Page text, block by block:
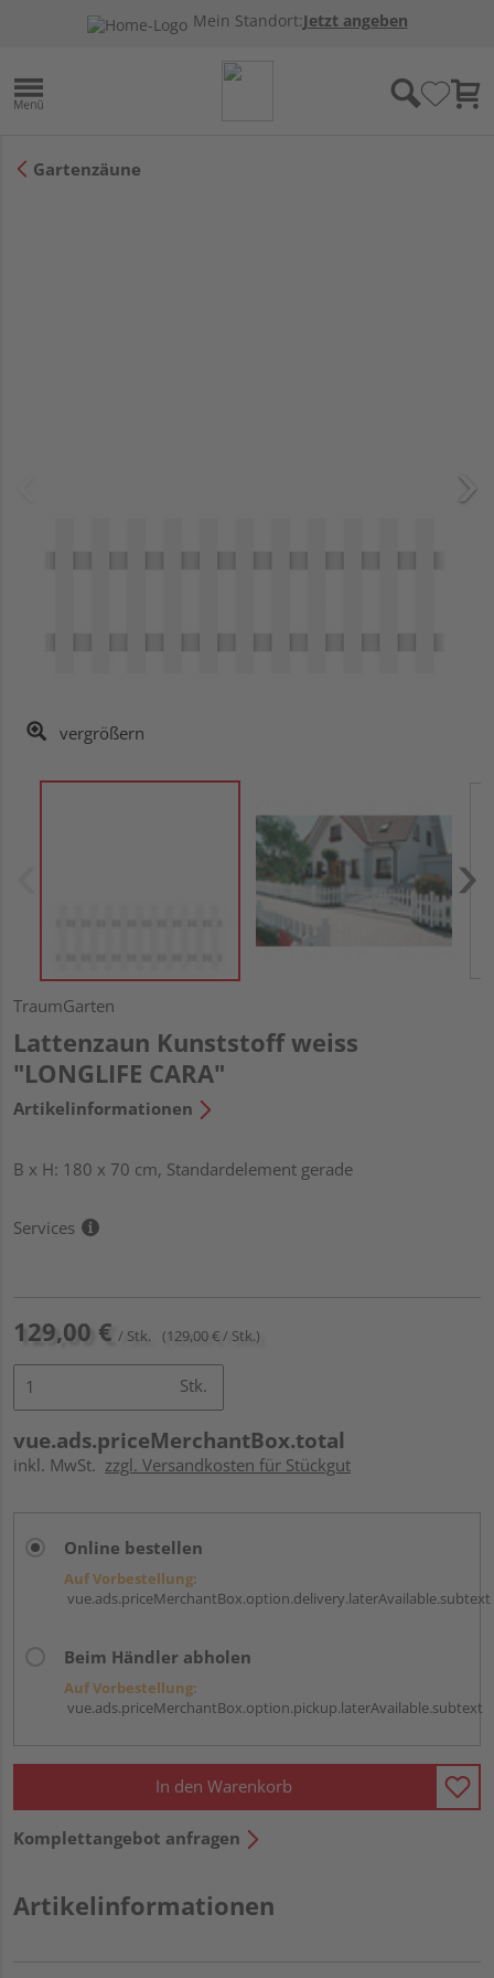
Mein Standort:Jetzt angeben
Gartenzäune
vergrößern
TraumGarten
Lattenzaun Kunststoff weiss
"LONGLIFE CARA"
Artikelinformationen
B x H: 180 x 70 cm, Standardelement gerade
Services
129,00 € / Stk. (129,00 € / Stk.)
Stk.
vue.ads.priceMerchantBox.total
inkl. MwSt. zzgl. Versandkosten für Stückgut
Online bestellen
Auf Vorbestellung:
vue.ads.priceMerchantBox.option.delivery.laterAvailable.subtext
Beim Händler abholen
Auf Vorbestellung:
vue.ads.priceMerchantBox.option.pickup.laterAvailable.subtext
In den Warenkorb
Komplettangebot anfragen
Artikelinformationen